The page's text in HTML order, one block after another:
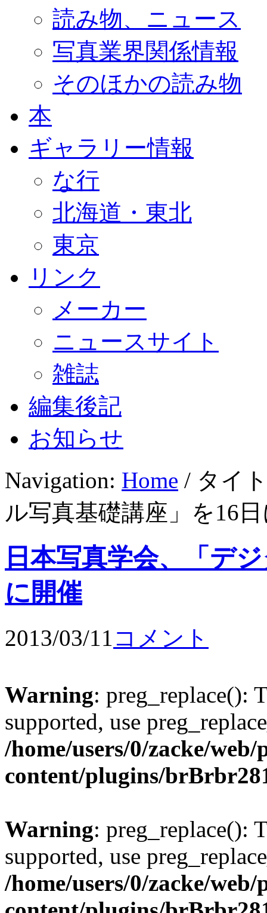
読み物、ニュース
写真業界関係情報
そのほかの読み物
本
ギャラリー情報
な行
北海道・東北
東京
リンク
メーカー
ニュースサイト
雑誌
編集後記
お知らせ
Navigation: Home / タイ
ル写真基礎講座」を16
日本写真学会、「デ
に開催
2013/03/11 コメント
Warning: preg_replace():
supported, use
/home/users/0/zacke/
content/plugins/
Warning: preg_replace():
supported, use
/home/users/0/zacke/